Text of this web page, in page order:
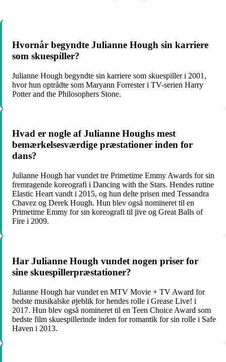
Hvornår begyndte Julianne Hough sin karriere
som skuespiller?
Julianne Hough begyndte sin karriere som skuespiller i 2001,
hvor hun optrådte som Maryann Forrester i TV-serien Harry
Potter and the Philosophers Stone.
Hvad er nogle af Julianne Houghs mest
bemærkelsesværdige præstationer inden for
dans?
Julianne Hough har vundet tre Primetime Emmy Awards for sin
fremragende koreografi i Dancing with the Stars. Hendes rutine
Elastic Heart vandt i 2015, og hun delte prisen med Tessandra
Chavez og Derek Hough. Hun blev også nomineret til en
Primetime Emmy for sin koreografi til jive og Great Balls of
Fire i 2009.
Har Julianne Hough vundet nogen priser for
sine skuespillerpræstationer?
Julianne Hough har vundet en MTV Movie + TV Award for
bedste musikalske øjeblik for hendes rolle i Grease Live! i
2017. Hun blev også nomineret til en Teen Choice Award som
bedste film skuespillerinde inden for romantik for sin rolle i Safe
Haven i 2013.